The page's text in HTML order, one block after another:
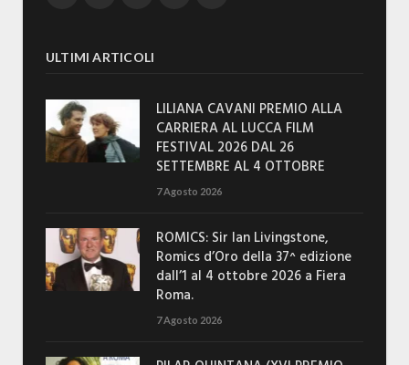
ULTIMI ARTICOLI
LILIANA CAVANI PREMIO ALLA
CARRIERA AL LUCCA FILM
FESTIVAL 2026 DAL 26
SETTEMBRE AL 4 OTTOBRE
7 Agosto 2026
ROMICS: Sir Ian Livingstone,
Romics d’Oro della 37^ edizione
dall’1 al 4 ottobre 2026 a Fiera
Roma.
7 Agosto 2026